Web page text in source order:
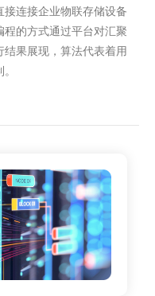
连接企业物联存储设备
的方式通过平台对汇聚
果展现，算法代表着用